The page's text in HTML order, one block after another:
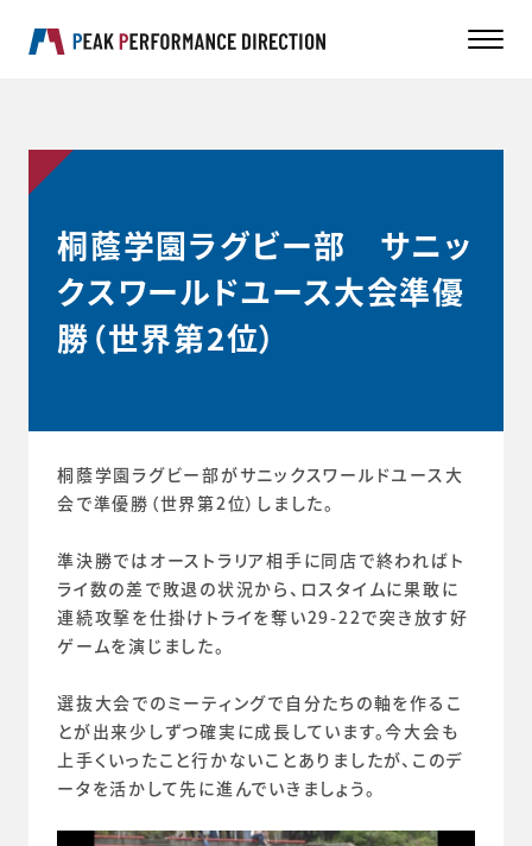
桐蔭学園ラグビー部 サニッ
クスワールドユース大会準優
勝（世界第2位）
桐蔭学園ラグビー部がサニックスワールドユース大
会で準優勝（世界第2位）しました。
準決勝ではオーストラリア相手に同店で終わればト
ライ数の差で敗退の状況から、ロスタイムに果敢に
連続攻撃を仕掛けトライを奪い29-22で突き放す好
ゲームを演じました。
選抜大会でのミーティングで自分たちの軸を作るこ
とが出来少しずつ確実に成長しています。今大会も
上手くいったこと行かないことありましたが、このデ
ータを活かして先に進んでいきましょう。